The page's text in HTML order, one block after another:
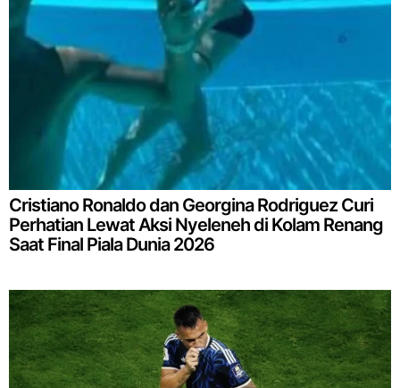
Cristiano Ronaldo dan Georgina Rodriguez Curi
Perhatian Lewat Aksi Nyeleneh di Kolam Renang
Saat Final Piala Dunia 2026